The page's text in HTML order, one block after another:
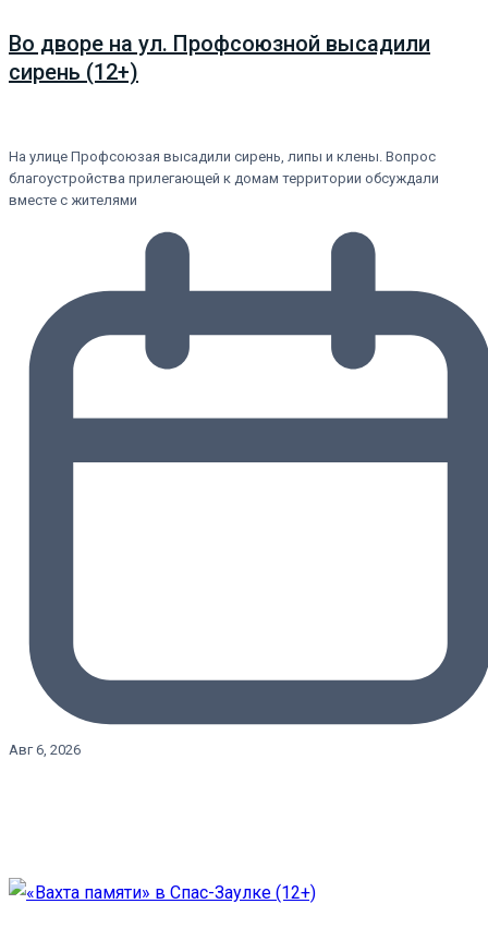
Во дворе на ул. Профсоюзной высадили
сирень (12+)
На улице Профсоюзая высадили сирень, липы и клены. Вопрос
благоустройства прилегающей к домам территории обсуждали
вместе с жителями
Авг 6, 2026